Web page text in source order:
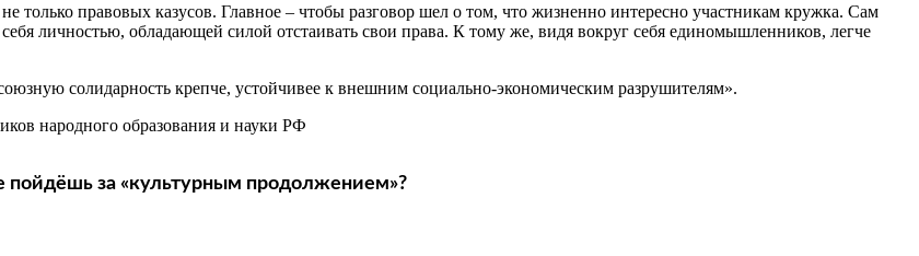
только правовых казусов. Главное – чтобы разговор шел о том, что жизненно интересно участникам кружка. Сам
личностью, обладающей силой отстаивать свои права. К тому же, видя вокруг себя единомышленников, легче
солидарность крепче, устойчивее к внешним социально-экономическим разрушителям».
народного образования и науки РФ
пойдёшь за «культурным продолжением»?